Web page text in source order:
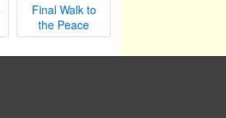
Final Walk to
the Peace
Monument |
Washington,